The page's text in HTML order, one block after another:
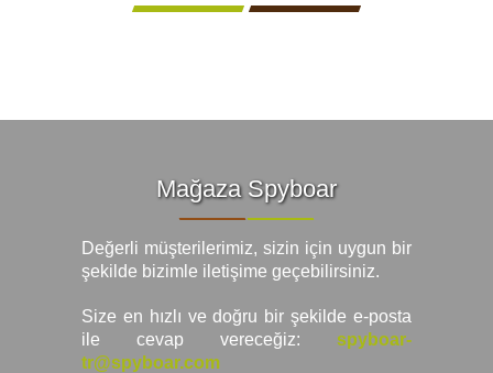
Mağaza Spyboar
Değerli müşterilerimiz, sizin için uygun bir
şekilde bizimle iletişime geçebilirsiniz.
Size en hızlı ve doğru bir şekilde e-posta
ile cevap vereceğiz:
spyboar-
tr@spyboar.com